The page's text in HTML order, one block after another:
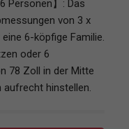
Personen】: Das
von 3 x
6-köpfige Familie.
oder 6
78 Zoll in der Mitte
aufrecht hinstellen.